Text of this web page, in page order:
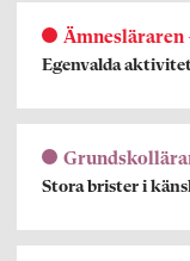
Ämnesläraren
Egenvalda
Stora brister i